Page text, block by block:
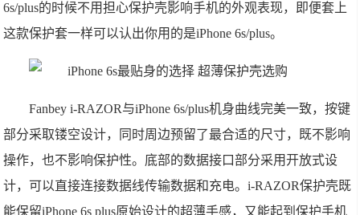
6s/plus的时候不用担心保护壳影响手机的外观表现，即便套上
这款保护套一样可以认出你用的是iPhone 6s/plus。
Fanbey i-RAZOR与iPhone 6s/plus机身曲线完美一致，按键
部分采取镂空设计，同时周边预留了最合适的尺寸，既不影响
操作，也不影响保护性。底部的数据接口部分采用开放式设
计，可以直接连接数据线传输数据和充电。i-RAZOR保护壳既
能保留iPhone 6s plus原始设计的超薄手感，又能起到保护手机